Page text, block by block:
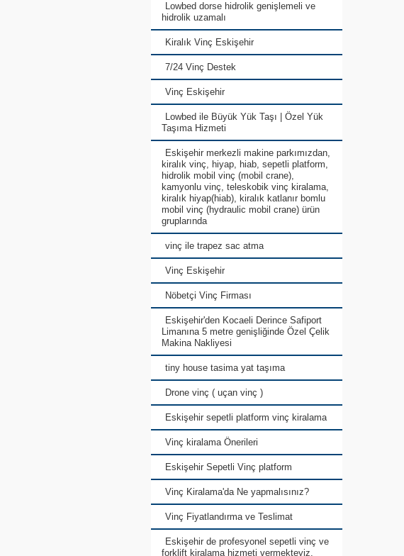
Lowbed dorse hidrolik genişlemeli ve
hidrolik uzamalı
Kiralık Vinç Eskişehir
7/24 Vinç Destek
Vinç Eskişehir
Lowbed ile Büyük Yük Taşı | Özel Yük
Taşıma Hizmeti
Eskişehir merkezli makine parkımızdan,
kiralık vinç, hiyap, hiab, sepetli platform,
hidrolik mobil vinç (mobil crane),
kamyonlu vinç, teleskobik vinç kiralama,
kiralık hiyap(hiab), kiralık katlanır bomlu
mobil vinç (hydraulic mobil crane) ürün
gruplarında
vinç ile trapez sac atma
Vinç Eskişehir
Nöbetçi Vinç Firması
Eskişehir'den Kocaeli Derince Safiport
Limanına 5 metre genişliğinde Özel Çelik
Makina Nakliyesi
tiny house tasima yat taşıma
Drone vinç ( uçan vinç )
Eskişehir sepetli platform vinç kiralama
Vinç kiralama Önerileri
Eskişehir Sepetli Vinç platform
Vinç Kiralama'da Ne yapmalısınız?
Vinç Fiyatlandırma ve Teslimat
Eskişehir de profesyonel sepetli vinç ve
forklift kiralama hizmeti vermekteyiz.